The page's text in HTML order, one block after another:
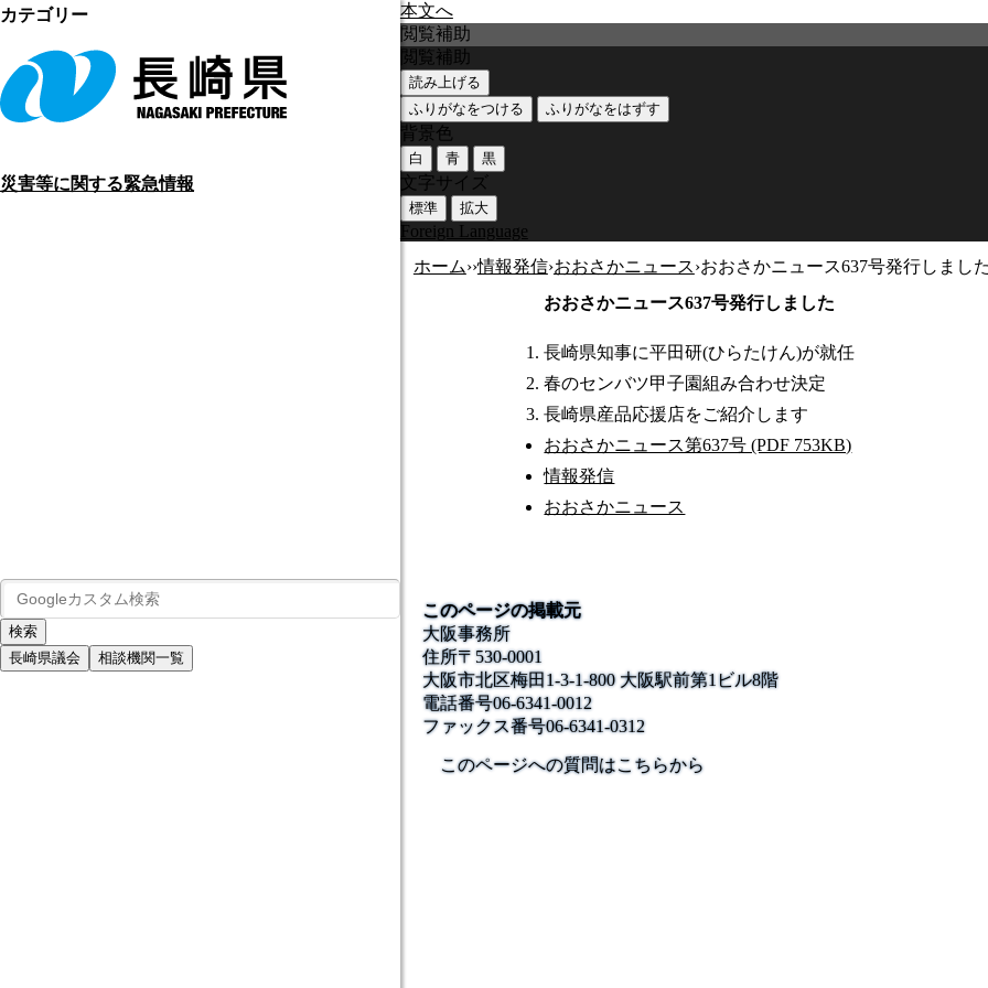
本文へ
災害等に関する緊急情報
長崎県議会 相談機関一覧
閲覧補助
閲覧補助
読み上げる
ふりがなをつける
ふりがなをはずす
背景色
白 青 黒
文字サイズ
標準 拡大
Foreign Language
ホーム››情報発信›おおさかニュース›おおさかニュース637号発行しました
おおさかニュース637号発行しました
長崎県知事に平田研(ひらたけん)が就任
春のセンバツ甲子園組み合わせ決定
長崎県産品応援店をご紹介します
おおさかニュース第637号 (PDF 753KB)
カテゴリー
情報発信
おおさかニュース
このページの掲載元
大阪事務所
住所〒530-0001
大阪市北区梅田1-3-1-800 大阪駅前第1ビル8階
電話番号06-6341-0012
ファックス番号06-6341-0312
このページへの質問はこちらから
公式SNS
このサイトについて
長崎県庁